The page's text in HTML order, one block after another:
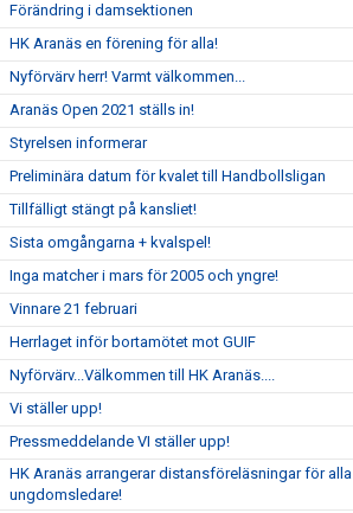
Förändring i damsektionen
HK Aranäs en förening för alla!
Nyförvärv herr! Varmt välkommen...
Aranäs Open 2021 ställs in!
Styrelsen informerar
Preliminära datum för kvalet till Handbollsligan
Tillfälligt stängt på kansliet!
Sista omgångarna + kvalspel!
Inga matcher i mars för 2005 och yngre!
Vinnare 21 februari
Herrlaget inför bortamötet mot GUIF
Nyförvärv...Välkommen till HK Aranäs....
Vi ställer upp!
Pressmeddelande VI ställer upp!
HK Aranäs arrangerar distansföreläsningar för alla
ungdomsledare!